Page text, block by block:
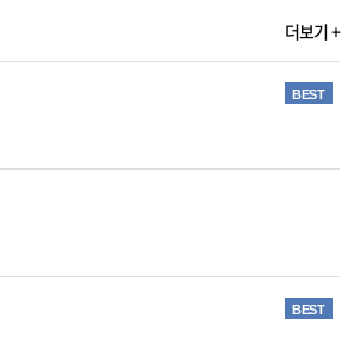
더보기 +
BEST
BEST